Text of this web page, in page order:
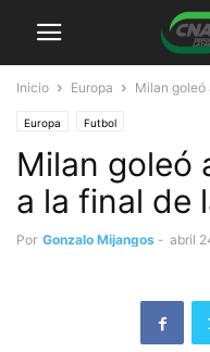
Inicio Europa Milan goleó
Europa Futbol
Milan goleó
a la final de
Por Gonzalo Mijangos - abril